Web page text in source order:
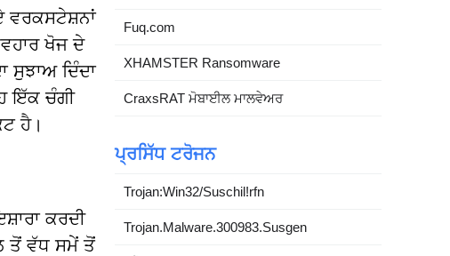
ਵਰਕਸਟੇਸ਼ਨਾਂ
ਖੋਜ ਦੇ
ਦਿੰਦਾ
ਇੱਕ ਚੰਗੀ
ਹੈ।
ਕਰਦੀ
ਤੋਂ ਵੱਧ ਸਮੇਂ ਤੋਂ
Fuq.com
XHAMSTER Ransomware
CraxsRAT ਮੋਬਾਈਲ ਮਾਲਵੇਅਰ
ਪ੍ਰਸਿੱਧ ਟਰੋਜਨ
Trojan:Win32/Suschil!rfn
Trojan.Malware.300983.Susgen